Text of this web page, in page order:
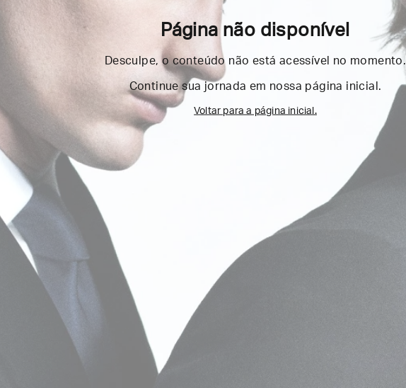
Página não disponível
Desculpe, o conteúdo não está acessível no momento.
Continue sua jornada em nossa página inicial.
Voltar para a página inicial.